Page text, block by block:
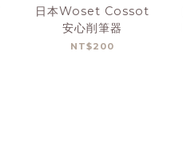
日本Woset Cossot
安心削筆器
NT$200